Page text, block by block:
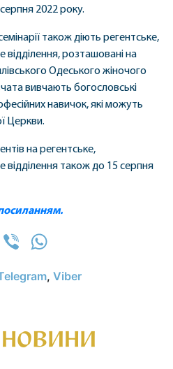
2022 року.
також діють регентське,
розташовані на
Одеського жіночого
вивчають богословські
навичок, які можуть
Церкви.
на регентське,
відділення також до 15 серпня
Telegram
Viber
, Viber